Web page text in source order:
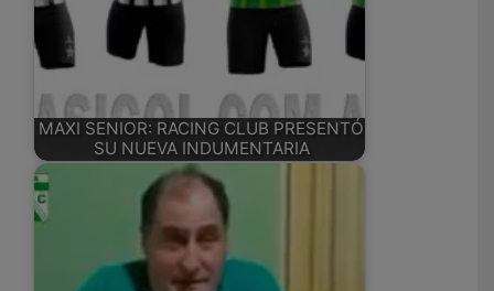
MAXI SENIOR: RACING CLUB PRESENTÓ
SU NUEVA INDUMENTARIA